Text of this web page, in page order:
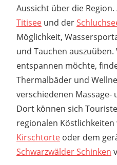
Aussicht über die
Titisee und der
Möglichkeit,
und Tauchen
entspannen möchte,
Thermalbäder und
verschiedenen Massage-
Dort können sich
regionalen Köstlichkeiten
Kirschtorte oder dem
Schwarzwälder Schinken